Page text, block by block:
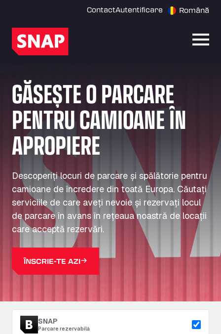
ContactAutentificare Română
GĂSEȘTE O PARCARE
PENTRU CAMIOANE ÎN
APROPIERE
Descoperiți locuri de parcare și spălătorie pentru
camioane de încredere din toată Europa. Căutați
serviciile de care aveți nevoie și rezervați locul
de parcare în avans în rețeaua noastră de locații
care acceptă rezervări.
ÎNSCRIE-TE AZI
SNAP
Parcare rezervabilă